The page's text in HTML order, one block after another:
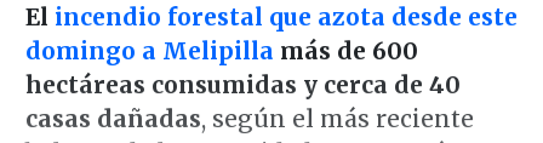
El incendio forestal que azota desde este
domingo a Melipilla más de 600
hectáreas consumidas y cerca de 40
casas dañadas, según el más reciente